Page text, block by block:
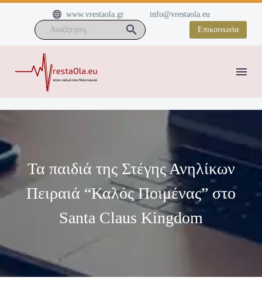

 www.vrestaola.gr
info@vrestaola.eu
Επικοινωνία
Τα παιδιά της Στέγης Ανηλίκων
Πειραιά “Καλός Ποιμένας” στο
Santa Claus Kingdom